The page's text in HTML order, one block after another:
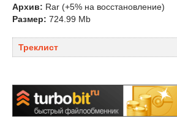
Архив: Rar (+5% на восстановление)
Размер: 724.99 Mb
Треклист